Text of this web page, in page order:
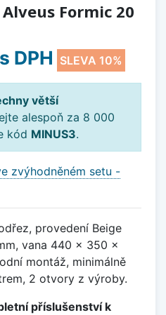
Formic 20
s DPH SLEVA 10%
větší
alespoň za 8 000
kód MINUS3.
zvýhodněném setu -
provedení Beige
vana 440 x 350 x
montáž, minimálně
2 otvory z výroby.
příslušenství k